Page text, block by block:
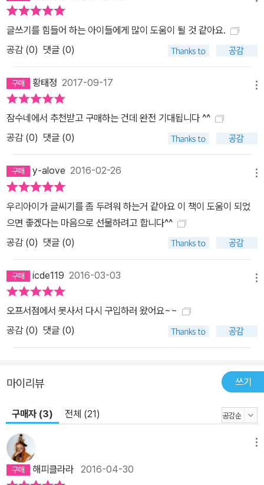
글쓰기를 힘들어 하는 아이들에게 많이 도움이 될 것 같아요.
공감 (0) 댓글 (0)
황태정 2017-09-17
잠수네에서 추천받고 구매하는 건데 완전 기대됩니다 ^^
공감 (0) 댓글 (0)
y-alove 2016-02-26
우리아이가 글씨기를 좀 두려워 하는거 같아요 이 책이 도움이 되었
으면 좋겠다는 마음으로 선물하려고 합니다^^
공감 (0) 댓글 (0)
icde119 2016-03-03
오프서점에서 못사서 다시 구입하러 왔어요~~
공감 (0) 댓글 (0)
마이리뷰 쓰기
구매자 (3) 전체 (21)
해피클라라 2016-04-30